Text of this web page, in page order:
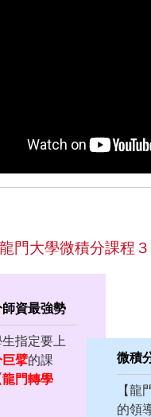
門大學微積分課程
資最強勢
指定要上
擘的課
龍門轉學
微積
【龍
的領